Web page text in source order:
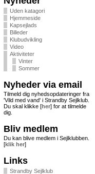
Uden katagori
Hjemmeside
Kapsejlads
Billeder
Klubudvikling
Video
Aktiviteter
Vinter
Sommer
Nyheder via email
Tilmeld dig nyhedsopdateringer fra
'Vild med vand' i Strandby Sejlklub.
Du skal klikke [her] for at tilmelde
dig.
Bliv medlem
Du kan blive medlem i Sejlklubben.
[klik her]
Links
Strandby Sejlklub